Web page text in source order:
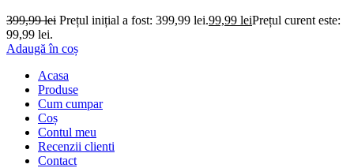
399,99lei Prețul inițial a fost: 399,99 lei.99,99 leiPrețul curent este:
99,99 lei.
Adaugă în coș
Acasa
Produse
Cum cumpar
Coș
Contul meu
Recenzii clienti
Contact